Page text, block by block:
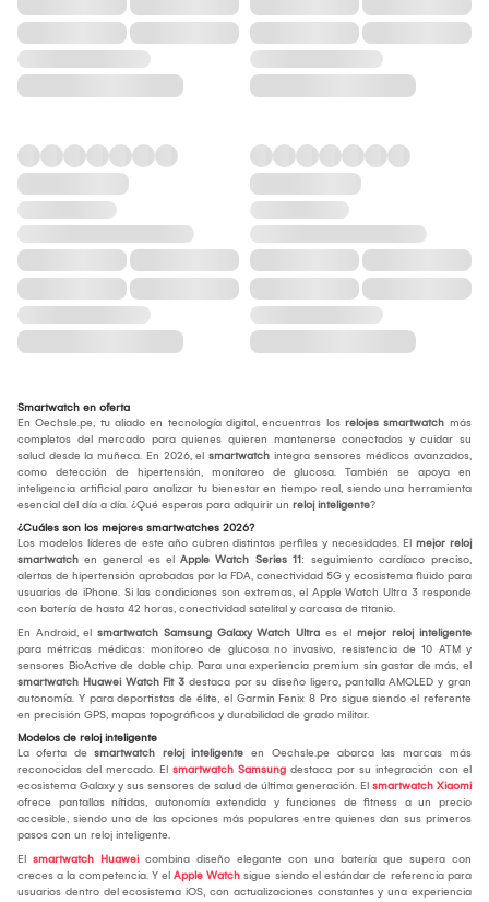
Smartwatch en oferta
En Oechsle.pe, tu aliado en tecnología digital, encuentras los relojes smartwatch más
completos del mercado para quienes quieren mantenerse conectados y cuidar su
salud desde la muñeca. En 2026, el smartwatch integra sensores médicos avanzados,
como detección de hipertensión, monitoreo de glucosa. También se apoya en
inteligencia artificial para analizar tu bienestar en tiempo real, siendo una herramienta
esencial del día a día. ¿Qué esperas para adquirir un reloj inteligente?
¿Cuáles son los mejores smartwatches 2026?
Los modelos líderes de este año cubren distintos perfiles y necesidades. El mejor reloj
smartwatch en general es el Apple Watch Series 11: seguimiento cardíaco preciso,
alertas de hipertensión aprobadas por la FDA, conectividad 5G y ecosistema fluido para
usuarios de iPhone. Si las condiciones son extremas, el Apple Watch Ultra 3 responde
con batería de hasta 42 horas, conectividad satelital y carcasa de titanio.
En Android, el smartwatch Samsung Galaxy Watch Ultra es el mejor reloj inteligente
para métricas médicas: monitoreo de glucosa no invasivo, resistencia de 10 ATM y
sensores BioActive de doble chip. Para una experiencia premium sin gastar de más, el
smartwatch Huawei Watch Fit 3 destaca por su diseño ligero, pantalla AMOLED y gran
autonomía. Y para deportistas de élite, el Garmin Fenix 8 Pro sigue siendo el referente
en precisión GPS, mapas topográficos y durabilidad de grado militar.
Modelos de reloj inteligente
La oferta de smartwatch reloj inteligente en Oechsle.pe abarca las marcas más
reconocidas del mercado. El smartwatch Samsung destaca por su integración con el
ecosistema Galaxy y sus sensores de salud de última generación. El smartwatch Xiaomi
ofrece pantallas nítidas, autonomía extendida y funciones de fitness a un precio
accesible, siendo una de las opciones más populares entre quienes dan sus primeros
pasos con un reloj inteligente.
El smartwatch Huaweicombina diseño elegante con una batería que supera con
creces a la competencia. Y el Apple Watch sigue siendo el estándar de referencia para
usuarios dentro del ecosistema iOS, con actualizaciones constantes y una experiencia